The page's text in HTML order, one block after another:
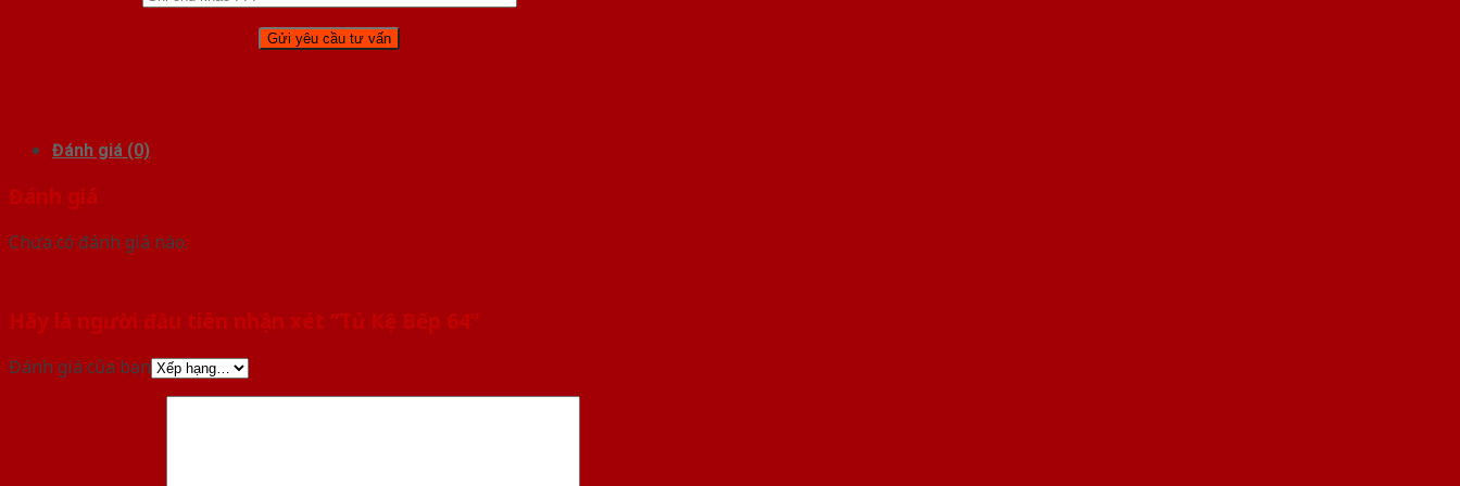
Đánh giá (0)
Đánh giá
Chưa có đánh giá nào.
Hãy là người đầu tiên nhận xét “Tủ Kệ Bếp 64”
Đánh giá của bạn